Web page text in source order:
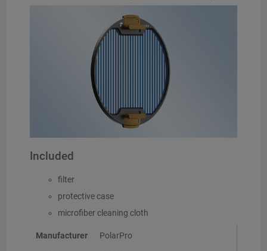
Included
filter
protective case
microfiber cleaning cloth
Manufacturer PolarPro